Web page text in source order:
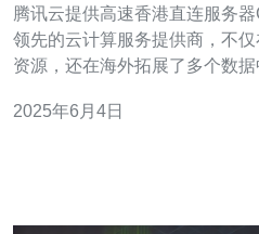
腾讯云提供高速香港直连服务器CN2通道 腾
领先的云计算服务提供商，不
资源，还在海外拓展了多个数
网络连接，为用户提供优质的云计算服务
2025年6月4日